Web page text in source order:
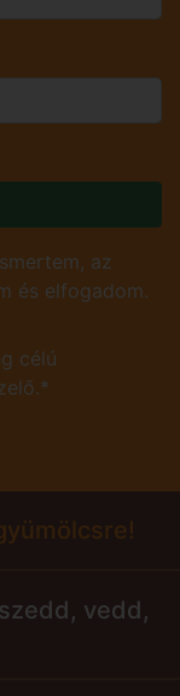
az
és elfogadom.
célú
vedd,